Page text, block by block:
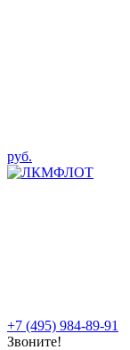
руб.
+7 (495) 984-89-91
Звоните!